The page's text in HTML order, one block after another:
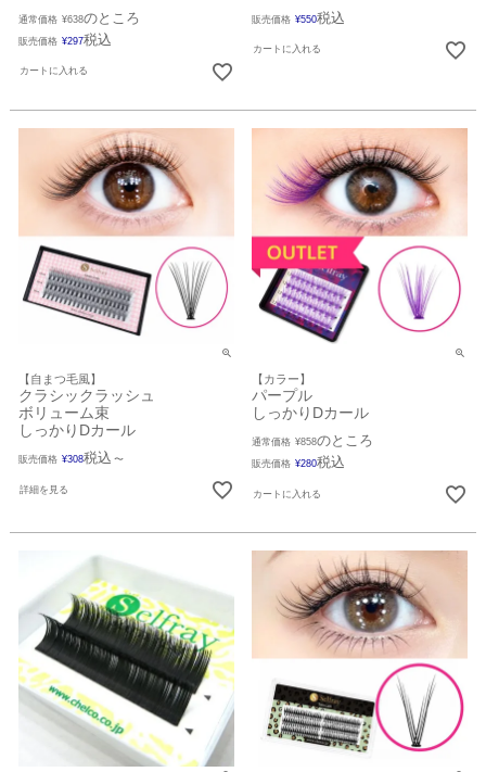
通常価格 ¥638のところ
販売価格 ¥297税込
カートに入れる
販売価格 ¥550税込
カートに入れる
【自まつ毛風】
クラシックラッシュ
ボリューム束
しっかりDカール
販売価格 ¥308税込 〜
詳細を見る
【カラー】
パープル
しっかりDカール
通常価格 ¥858のところ
販売価格 ¥280税込
カートに入れる